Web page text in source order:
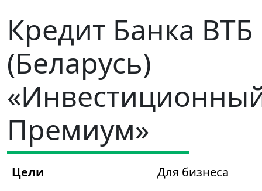
Кредит Банка ВТБ
(Беларусь)
Премиум»
Цели
Для бизнеса